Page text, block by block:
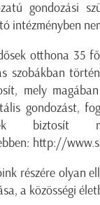
gondozási
intézményben
otthona 35
szobákban
mely
gondozást,
biztosít
http://
részére olyan
a közösségi